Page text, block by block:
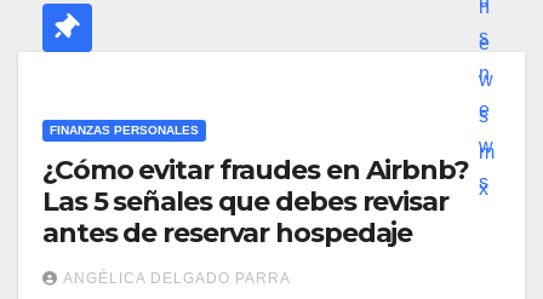
FINANZAS PERSONALES
¿Cómo evitar fraudes en Airbnb?
Las 5 señales que debes revisar
antes de reservar hospedaje
ANGÉLICA DELGADO PARRA